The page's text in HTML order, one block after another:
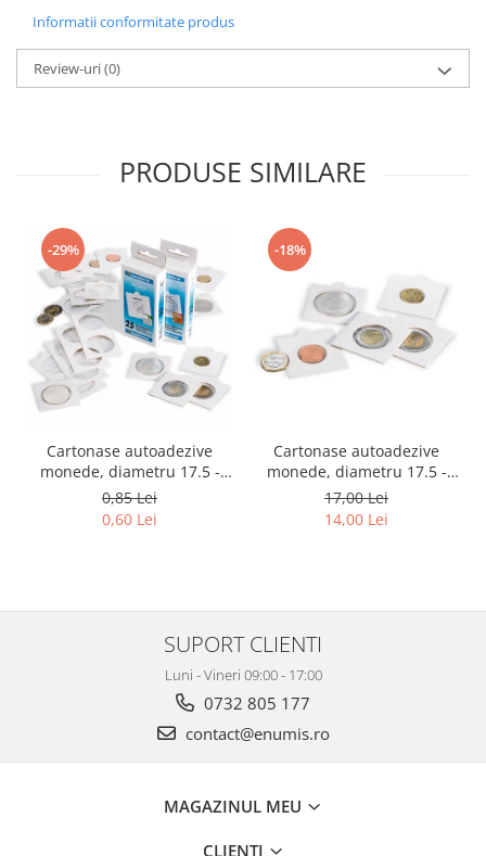
Informatii conformitate produs
Review-uri(0)
PRODUSE SIMILARE
-29%
Cartonase autoadezive
monede, diametru 17.5 -
39.5 mm, la bucata
0,85 Lei
0,60 Lei
-18%
Cartonase autoadezive
monede, diametru 17.5 -
39.5 mm, la set 25 buc
17,00 Lei
14,00 Lei
SUPORT CLIENTI
Luni - Vineri 09:00 - 17:00
0732 805 177
contact@enumis.ro
MAGAZINUL MEU
CLIENTI